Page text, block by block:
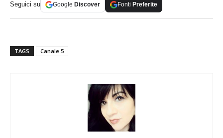
Seguici su Google Discover Fonti Preferite
TAGS Canale 5